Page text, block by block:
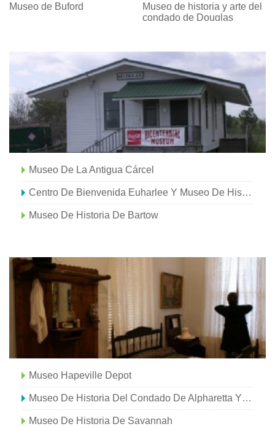
Museo de Buford
Museo de historia y arte del
condado de Douglas
Museo De La Antigua Cárcel
Centro De Bienvenida Euharlee Y Museo De Historia
Museo De Historia De Bartow
Museo Hapeville Depot
Museo De Historia Del Condado De Alpharetta Y Old Milton
Museo De Historia De Savannah